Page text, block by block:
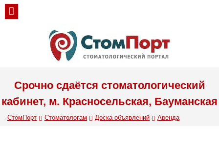
Срочно сдаётся стоматологический
кабинет, м. Красносельская, Бауманская
СтомПорт Стоматологам Доска объявлений Аренда